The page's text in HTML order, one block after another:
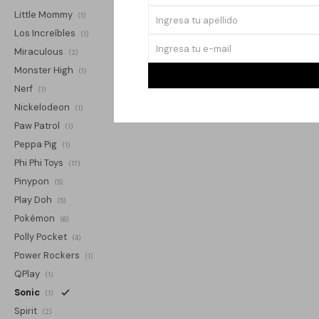
Little Mommy (1)
Los Increíbles (1)
Miraculous (2)
Monster High (1)
Nerf (1)
Nickelodeon (1)
Paw Patrol (1)
Peppa Pig (1)
Phi Phi Toys (17)
Pinypon (5)
Play Doh (5)
Pokémon (6)
Polly Pocket (4)
Power Rockers (1)
QPlay (1)
Sonic (1)
Spirit (2)